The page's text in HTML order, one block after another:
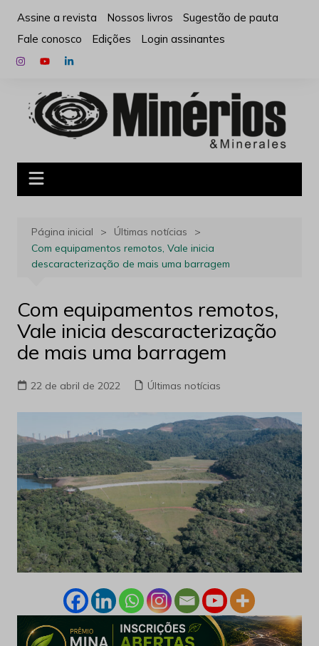
para
conteúdo
Assine a revista Nossos livros
Sugestão de pauta
Fale conosco
Edições Login assinantes
Página inicial
Últimas notícias
Com equipamentos remotos, Vale inicia
descaracterização de mais uma barragem
Com equipamentos remotos,
Vale inicia descaracterização
de mais uma barragem
22 de abril de 2022 Últimas notícias